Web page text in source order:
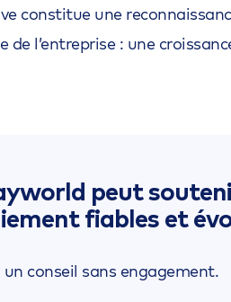
constitue une
l’entreprise : une
conseil sans engagement.
peut
fiables et